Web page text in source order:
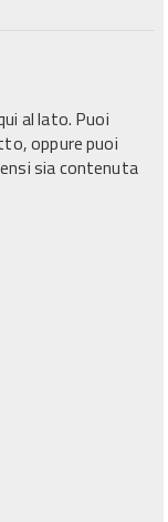
al lato. Puoi
oppure puoi
sia contenuta